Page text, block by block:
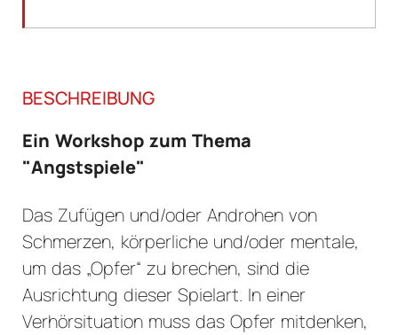
BESCHREIBUNG
Ein Workshop zum Thema
"Angstspiele"
Das Zufügen und/oder Androhen von
Schmerzen, körperliche und/oder mentale,
um das „Opfer“ zu brechen, sind die
Ausrichtung dieser Spielart. In einer
Verhörsituation muss das Opfer mitdenken,